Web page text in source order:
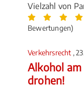
Vielzahl von
Bewertungen)
Verkehrsrecht ,
Alkohol am
drohen!